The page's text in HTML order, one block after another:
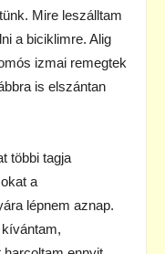
Mire leszálltam
a biciklimre. Alig
izmai remegtek
is elszántan
többi tagja
a
lépnem aznap.